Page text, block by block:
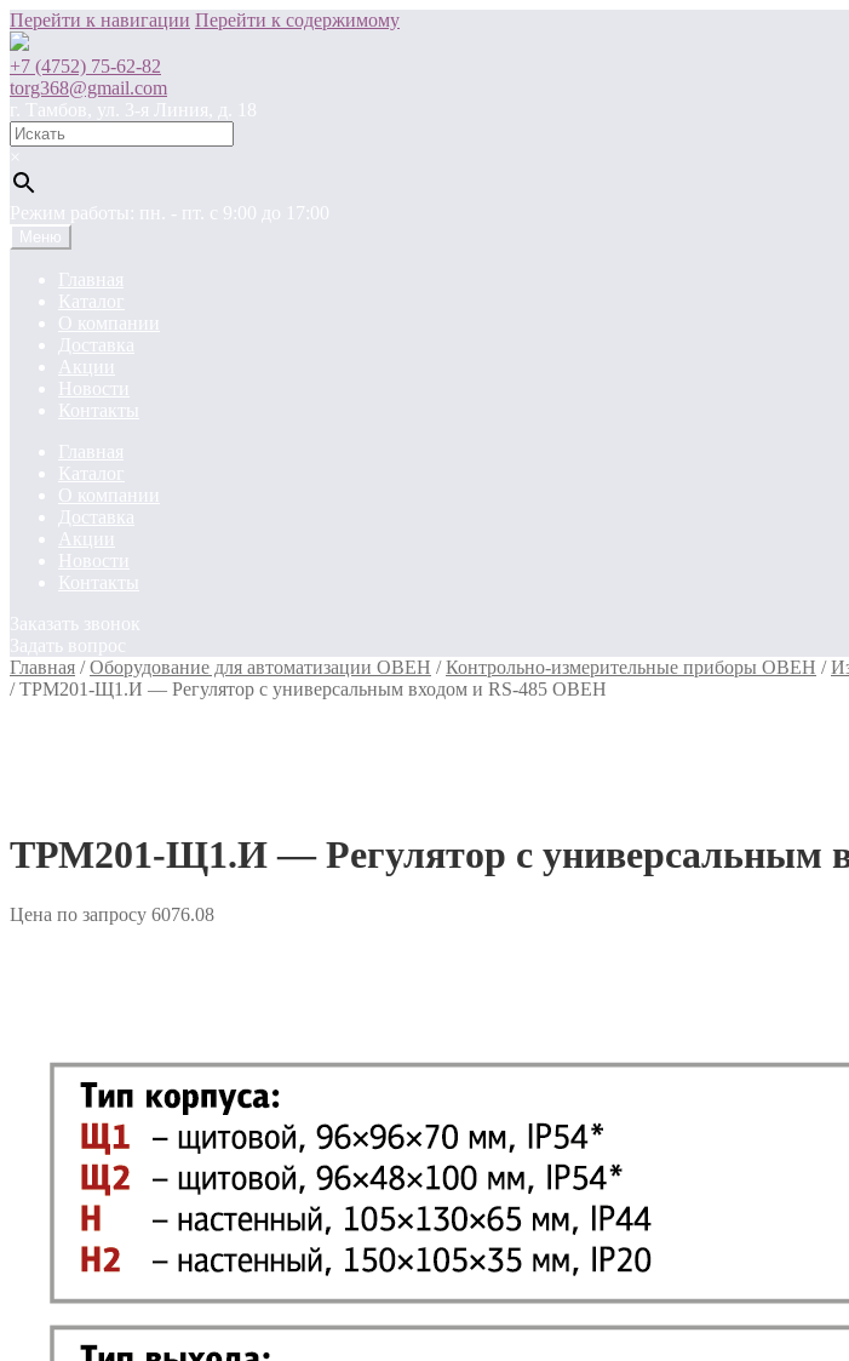
Перейти к навигации Перейти к содержимому
+7 (4752) 75-62-82
torg368@gmail.com
г. Тамбов, ул. 3-я Линия, д. 18
×
Режим работы: пн. - пт. c 9:00 до 17:00
Меню
Главная
Каталог
О компании
Доставка
Акции
Новости
Контакты
Главная
Каталог
О компании
Доставка
Акции
Новости
Контакты
Заказать звонок
Задать вопрос
Главная /Оборудование для автоматизации ОВЕН /Контрольно-измерительные приборы ОВЕН /
/ТРМ201-Щ1.И — Регулятор с универсальным входом и RS-485 ОВЕН
ТРМ201-Щ1.И — Регулятор с универсальным
Цена по запросу 6076.08